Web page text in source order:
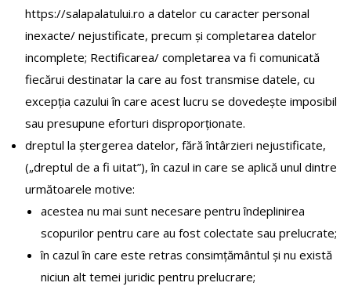
https://salapalatului.ro a datelor cu caracter personal
inexacte/ nejustificate, precum și completarea datelor
incomplete; Rectificarea/ completarea va fi comunicată
fiecărui destinatar la care au fost transmise datele, cu
excepția cazului în care acest lucru se dovedește imposibil
sau presupune eforturi disproporționate.
dreptul la ștergerea datelor, fără întârzieri nejustificate,
(„dreptul de a fi uitat”), în cazul in care se aplică unul dintre
următoarele motive:
acestea nu mai sunt necesare pentru îndeplinirea
scopurilor pentru care au fost colectate sau prelucrate;
în cazul în care este retras consimțământul și nu există
niciun alt temei juridic pentru prelucrare;